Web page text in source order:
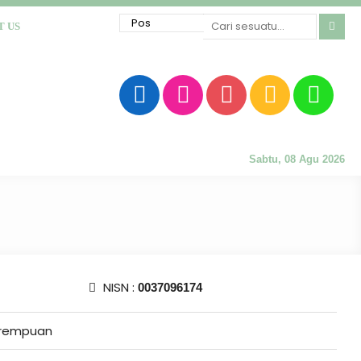
US
Sabtu, 08 Agu 2026
NISN : 0037096174